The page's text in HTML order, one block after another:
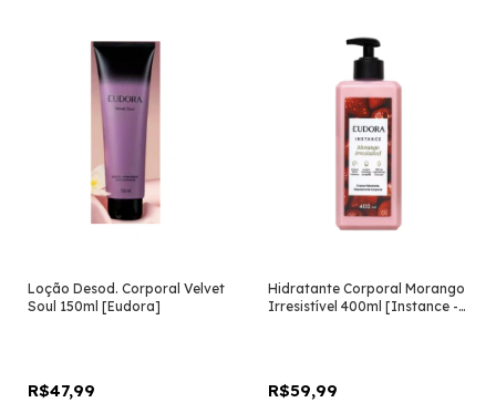
Loção Desod. Corporal Velvet
Soul 150ml [Eudora]
R$47,99
Hidratante Corporal Morango
Irresistível 400ml [Instance -
R$59,99